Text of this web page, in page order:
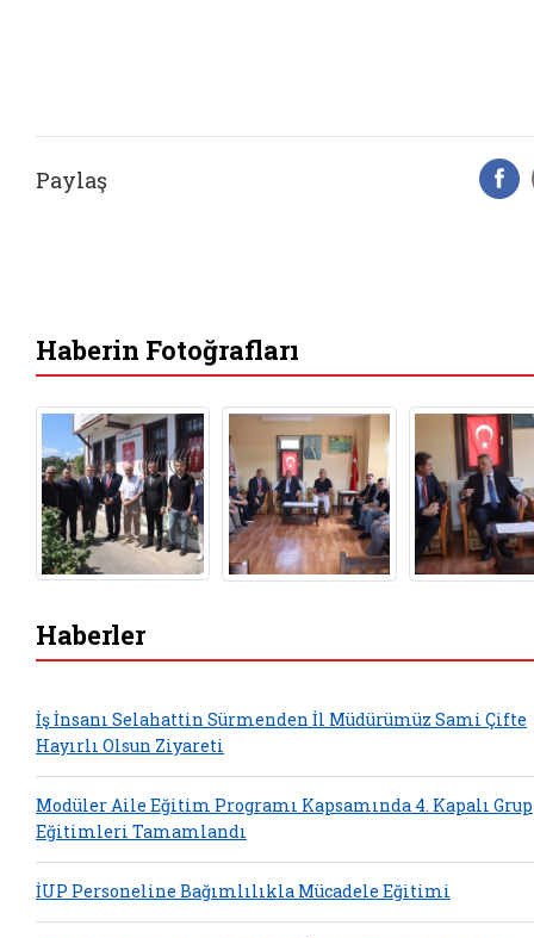
Paylaş
Haberin Fotoğrafları
Haberler
İş İnsanı Selahattin Sürmenden İl Müdürümüz Sami Çifte
Hayırlı Olsun Ziyareti
Modüler Aile Eğitim Programı Kapsamında 4. Kapalı Grup
Eğitimleri Tamamlandı
İUP Personeline Bağımlılıkla Mücadele Eğitimi